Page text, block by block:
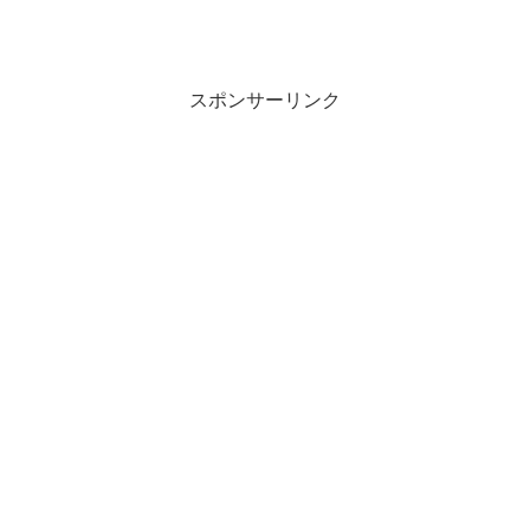
スポンサーリンク